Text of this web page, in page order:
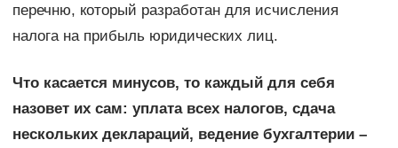
перечню, который разработан для исчисления
налога на прибыль юридических лиц.
Что касается минусов, то каждый для себя
назовет их сам: уплата всех налогов, сдача
нескольких деклараций, ведение бухгалтерии –